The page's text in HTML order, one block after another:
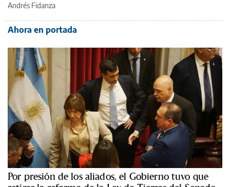
Andrés Fidanza
Ahora en portada
Por presión de los aliados, el Gobierno tuvo que